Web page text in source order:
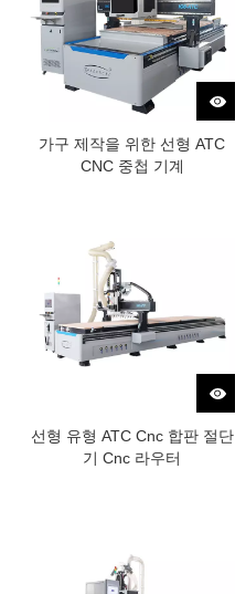
가구 제작을 위한 선형 ATC
CNC 중첩 기계
선형 유형 ATC Cnc 합판 절단
기 Cnc 라우터